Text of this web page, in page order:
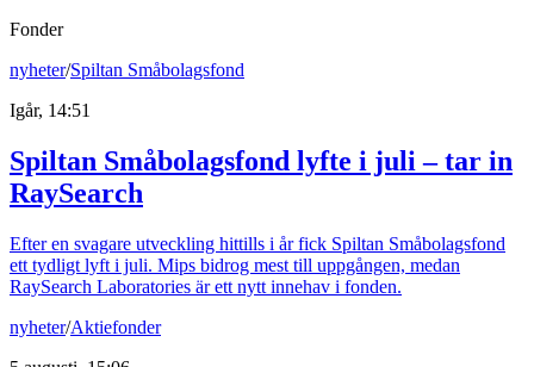
Fonder
nyheter/Spiltan Småbolagsfond
Igår, 14:51
Spiltan Småbolagsfond lyfte i juli – tar in
RaySearch
Efter en svagare utveckling hittills i år fick Spiltan Småbolagsfond
ett tydligt lyft i juli. Mips bidrog mest till uppgången, medan
RaySearch Laboratories är ett nytt innehav i fonden.
nyheter/Aktiefonder